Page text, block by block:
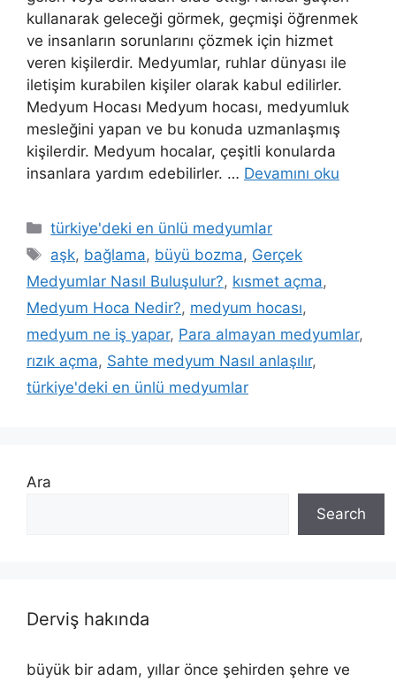
kullanarak geleceği görmek, geçmişi öğrenmek
ve insanların sorunlarını çözmek için hizmet
veren kişilerdir. Medyumlar, ruhlar dünyası ile
iletişim kurabilen kişiler olarak kabul edilirler.
Medyum Hocası Medyum hocası, medyumluk
mesleğini yapan ve bu konuda uzmanlaşmış
kişilerdir. Medyum hocalar, çeşitli konularda
insanlara yardım edebilirler. … Devamını oku
türkiye'deki en ünlü medyumlar
aşk, bağlama, büyü bozma, Gerçek
Medyumlar Nasıl Buluşulur?, kısmet açma,
Medyum Hoca Nedir?, medyum hocası,
medyum ne iş yapar, Para almayan medyumlar,
rızık açma, Sahte medyum Nasıl anlaşılır,
türkiye'deki en ünlü medyumlar
Ara
Search
Derviş hakında
büyük bir adam, yıllar önce şehirden şehre ve